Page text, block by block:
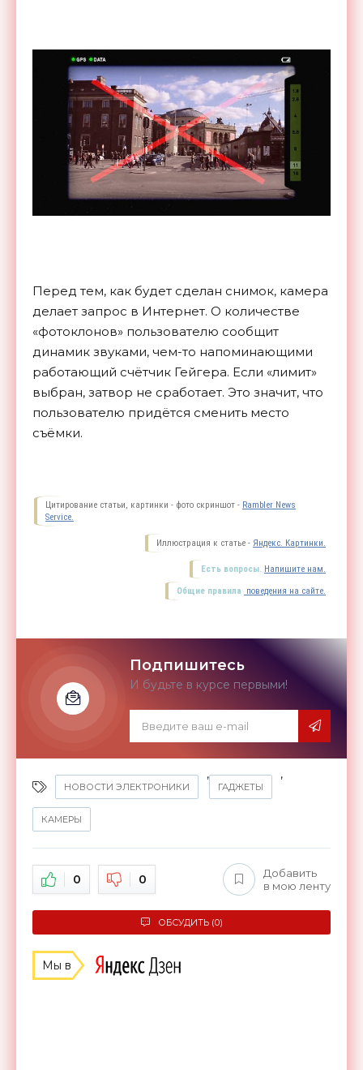
Перед тем, как будет сделан снимок, камера
делает запрос в Интернет. О количестве
«фотоклонов» пользователю сообщит
динамик звуками, чем-то напоминающими
работающий счётчик Гейгера. Если «лимит»
выбран, затвор не сработает. Это значит, что
пользователю придётся сменить место
съёмки.
Цитирование статьи, картинки - фото скриншот - Rambler News
Service.
Иллюстрация к статье - Яндекс. Картинки.
Есть вопросы. Напишите нам.
Общие правила поведения на сайте.
Подпишитесь
И будьте в курсе первыми!
НОВОСТИ ЭЛЕКТРОНИКИ
,
ГАДЖЕТЫ
,
КАМЕРЫ
0 0
Добавить
в мою ленту
ОБСУДИТЬ (0)
Мы в